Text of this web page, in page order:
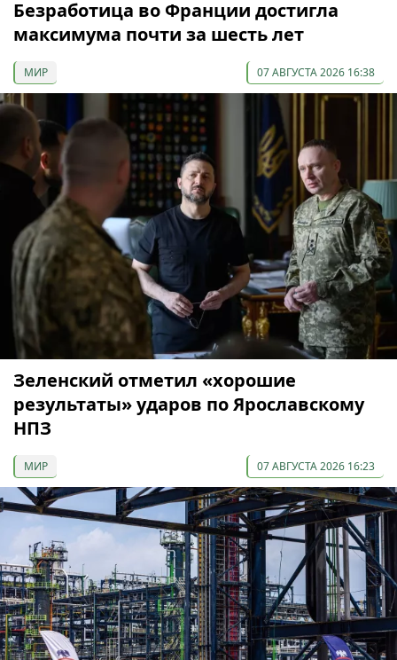
Безработица во Франции достигла
максимума почти за шесть лет
МИР 07 АВГУСТА 2026 16:38
Зеленский отметил «хорошие
результаты» ударов по Ярославскому
НПЗ
МИР 07 АВГУСТА 2026 16:23